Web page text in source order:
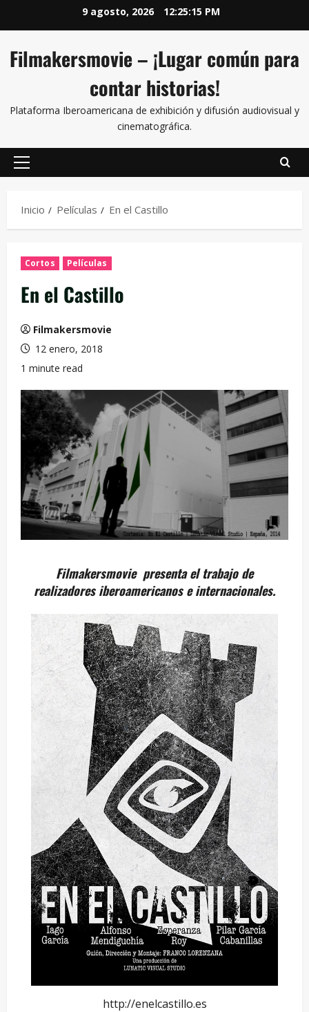
9 agosto, 2026 12:25:16 PM
Filmakersmovie – ¡Lugar común para
contar historias!
Plataforma Iberoamericana de exhibición y difusión audiovisual y
cinematográfica.
Inicio Películas En el Castillo
Cortos Películas
En el Castillo
Filmakersmovie
12 enero, 2018
1 minute read
Filmakersmovie presenta el trabajo de
realizadores iberoamericanos e internacionales.
http://enelcastillo.es